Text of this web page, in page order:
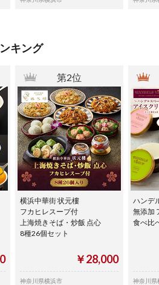
キング
第2位
横浜中華街 状元樓
フカヒレスープ付
上海焼きそば・炒飯 点心
8種26個セット
￥28,000
神奈川県横浜市
ハンデ
無添加
食べ比
神奈川県